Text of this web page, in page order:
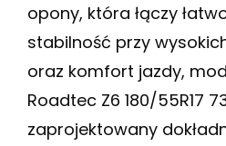
opony, która łączy
stabilność przy
oraz komfort jazdy,
Roadtec Z6 180/55R17
zaprojektowany